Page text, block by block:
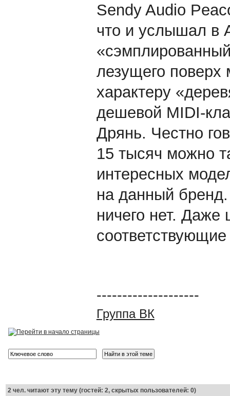
Sendy Audio
что и услышал в
лезущего
характеру
дешевой MIDI-
Дрянь. Честно
15 тысяч можно
интересных
на данный
ничего нет. Даже
--------------------
Группа ВК
2чел. читают эту тему (гостей: 2, скрытых пользователей: 0)